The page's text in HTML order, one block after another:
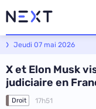
Next - L'actualité
Jeudi 07 mai 2026
X et Elon Musk
judiciaire en
Droit 17h51